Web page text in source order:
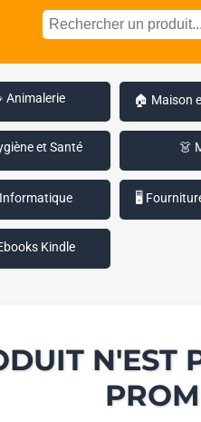
Animalerie 🏠 Maison
et Santé 👗
🖥️
Kindle
N'EST